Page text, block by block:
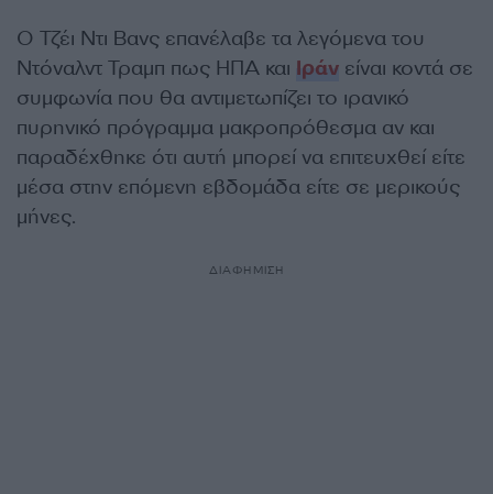
Ο Τζέι Ντι Βανς επανέλαβε τα λεγόμενα του
Ντόναλντ Τραμπ πως ΗΠΑ και Ιράν είναι κοντά σε
συμφωνία που θα αντιμετωπίζει το ιρανικό
πυρηνικό πρόγραμμα μακροπρόθεσμα αν και
παραδέχθηκε ότι αυτή μπορεί να επιτευχθεί είτε
μέσα στην επόμενη εβδομάδα είτε σε μερικούς
μήνες.
ΔΙΑΦΗΜΙΣΗ